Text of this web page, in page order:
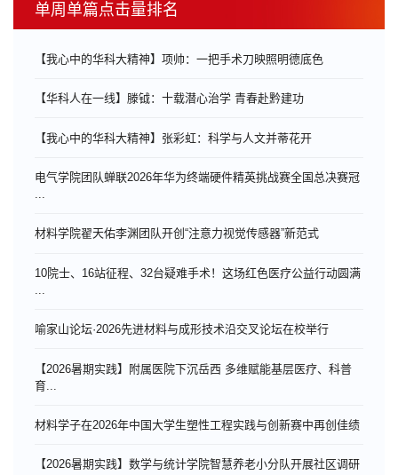
单周单篇点击量排名
【我心中的华科大精神】项帅：一把手术刀映照明德底色
【华科人在一线】滕钺：十载潜心治学 青春赴黔建功
【我心中的华科大精神】张彩虹：科学与人文并蒂花开
电气学院团队蝉联2026年华为终端硬件精英挑战赛全国总决赛冠
...
材料学院翟天佑李渊团队开创“注意力视觉传感器”新范式
10院士、16站征程、32台疑难手术！这场红色医疗公益行动圆满
喻家山论坛·2026先进材料与成形技术沿交叉论坛在校举行
【2026暑期实践】附属医院下沉岳西 多维赋能基层医疗、科普
育...
材料学子在2026年中国大学生塑性工程实践与创新赛中再创佳绩
【2026暑期实践】数学与统计学院智慧养老小分队开展社区调研